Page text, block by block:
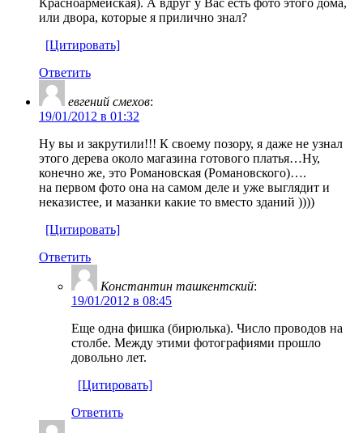
или двора, которые я прилично знал?
[Цитировать]
Ответить
евгений смехов:
19/01/2012 в 01:32
Ну вы и закрутили!!! К своему позору, я даже не узнал
этого дерева около магазина готового платья…Ну,
конечно же, это Романовская (Романовского)….
на первом фото она на самом деле и уже выглядит и
неказистее, и мазанки какие то вместо зданий ))))
[Цитировать]
Ответить
Константин ташкентский:
19/01/2012 в 08:45
Еще одна фишка (бирюлька). Число проводов на
столбе. Между этими фотографиями прошло
довольно лет.
[Цитировать]
Ответить